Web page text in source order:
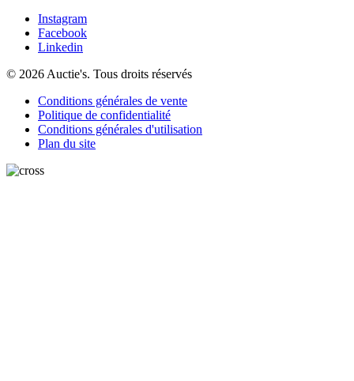
Instagram
Facebook
Linkedin
© 2026 Auctie's. Tous droits réservés
Conditions générales de vente
Politique de confidentialité
Conditions générales d'utilisation
Plan du site